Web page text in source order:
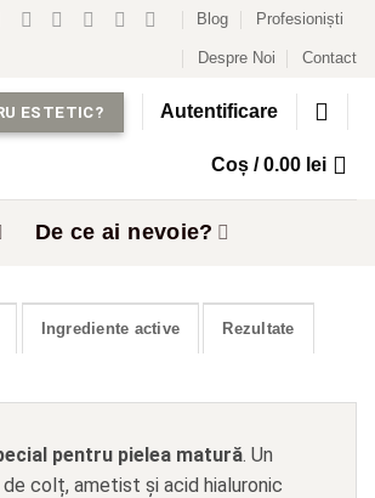
Blog Profesioniști
Despre Noi Contact
ESTETIC? Autentificare
Coș /0.00 lei
De ce ai nevoie?
Ingrediente active Rezultate
pentru pielea matură. Un
colț, ametist și acid hialuronic